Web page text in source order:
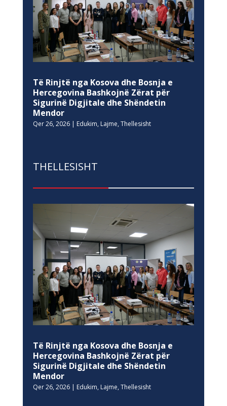
Të Rinjtë nga Kosova dhe Bosnja e
Hercegovina Bashkojnë Zërat për
Sigurinë Digjitale dhe Shëndetin
Mendor
Qer 26, 2026| Edukim, Lajme, Thellesisht
THELLESISHT
Të Rinjtë nga Kosova dhe Bosnja e
Hercegovina Bashkojnë Zërat për
Sigurinë Digjitale dhe Shëndetin
Mendor
Qer 26, 2026| Edukim, Lajme, Thellesisht